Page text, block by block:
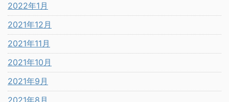
2022年1月
2021年12月
2021年11月
2021年10月
2021年9月
2021年8月